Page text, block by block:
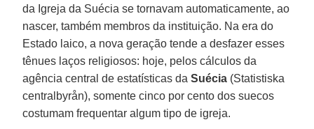
da Igreja da Suécia se tornavam automaticamente, ao
nascer, também membros da instituição. Na era do
Estado laico, a nova geração tende a desfazer esses
tênues laços religiosos: hoje, pelos cálculos da
agência central de estatísticas daSuécia (Statistiska
centralbyrån), somente cinco por cento dos suecos
costumam frequentar algum tipo de igreja.